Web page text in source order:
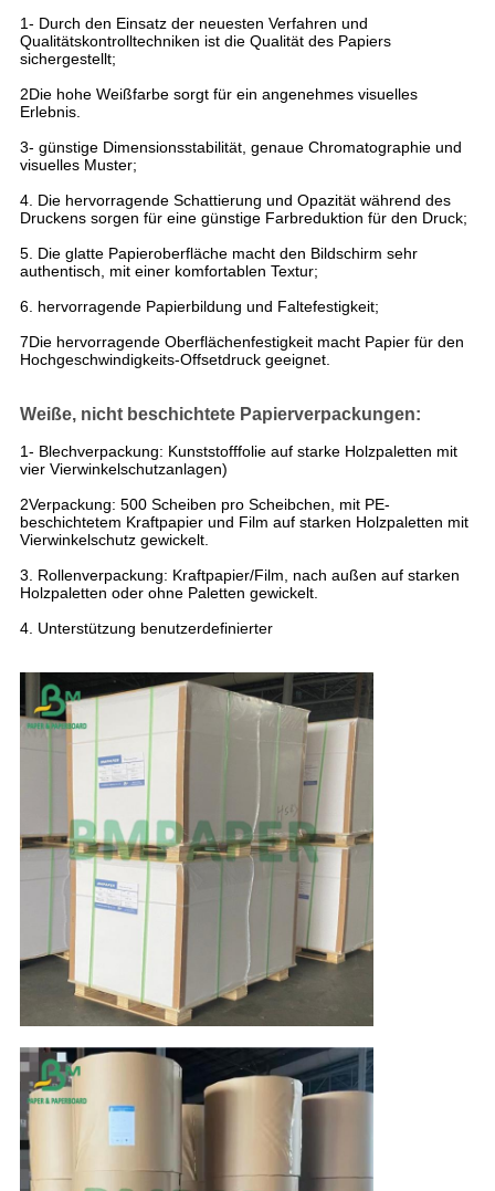
1- Durch den Einsatz der neuesten Verfahren und
Qualitätskontrolltechniken ist die Qualität des Papiers
sichergestellt;
2Die hohe Weißfarbe sorgt für ein angenehmes visuelles
Erlebnis.
3- günstige Dimensionsstabilität, genaue Chromatographie und
visuelles Muster;
4. Die hervorragende Schattierung und Opazität während des
Druckens sorgen für eine günstige Farbreduktion für den Druck;
5. Die glatte Papieroberfläche macht den Bildschirm sehr
authentisch, mit einer komfortablen Textur;
6. hervorragende Papierbildung und Faltefestigkeit;
7Die hervorragende Oberflächenfestigkeit macht Papier für den
Hochgeschwindigkeits-Offsetdruck geeignet.
Weiße, nicht beschichtete Papierverpackungen:
1- Blechverpackung: Kunststofffolie auf starke Holzpaletten mit
vier Vierwinkelschutzanlagen)
2Verpackung: 500 Scheiben pro Scheibchen, mit PE-
beschichtetem Kraftpapier und Film auf starken Holzpaletten mit
Vierwinkelschutz gewickelt.
3. Rollenverpackung: Kraftpapier/Film, nach außen auf starken
Holzpaletten oder ohne Paletten gewickelt.
4. Unterstützung benutzerdefinierter